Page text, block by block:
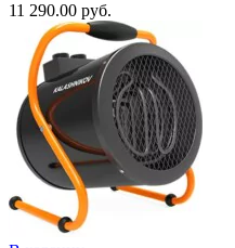
11 290.00 руб.